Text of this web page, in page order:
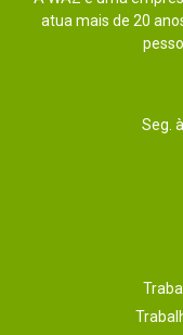
-
-
atua mais de 20
Seg.